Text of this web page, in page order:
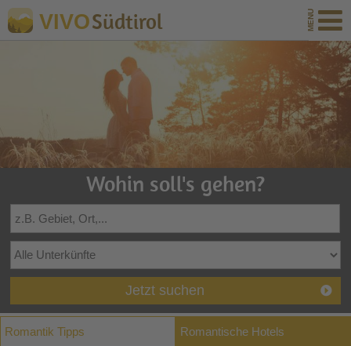
VIVOSüdtirol
Wohin soll's gehen?
Jetzt suchen
Romantik Tipps Romantische Hotels